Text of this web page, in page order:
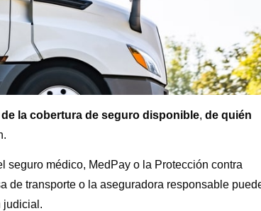
la cobertura de seguro disponible, de quién
seguro médico, MedPay o la Protección contra
de transporte o la aseguradora responsable
judicial.